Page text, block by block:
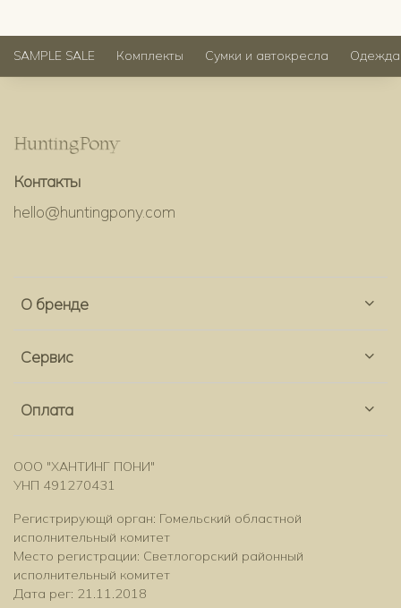
SAMPLE SALE Комплекты Сумки и автокресла Одежда
О бренде
Сервис
Оплата
Контакты
hello@huntingpony.com
ООО "ХАНТИНГ ПОНИ"
УНП 491270431
Регистрирующй орган: Гомельский областной
исполнительный комитет
Место регистрации: Светлогорский районный
исполнительный комитет
Дата рег: 21.11.2018